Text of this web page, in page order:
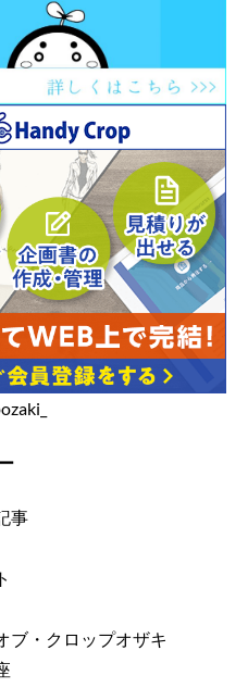
事
ブ・クロップオザキ